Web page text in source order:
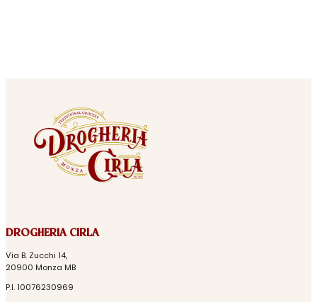
DROGHERIA CIRLA
Via B. Zucchi 14,
20900 Monza MB
P.I. 10076230969